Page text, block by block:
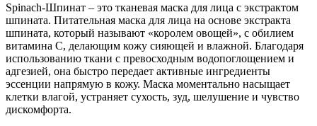
Spinach-Шпинат – это тканевая маска для лица с экстрактом
шпината. Питательная маска для лица на основе экстракта
шпината, который называют «королем овощей», с обилием
витамина С, делающим кожу сияющей и влажной. Благодаря
использованию ткани с превосходным водопоглощением и
адгезией, она быстро передает активные ингредиенты
эссенции напрямую в кожу. Маска моментально насыщает
клетки влагой, устраняет сухость, зуд, шелушение и чувство
дискомфорта.